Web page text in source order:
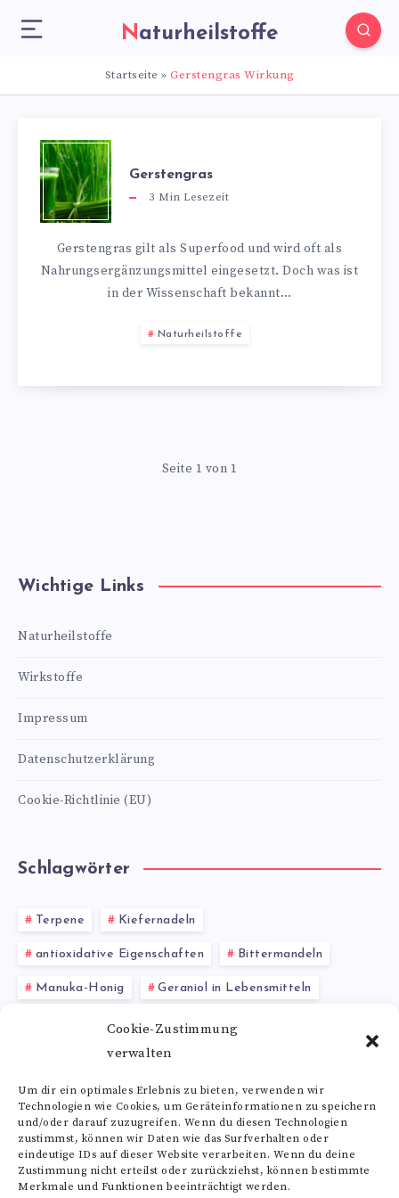
Cookie-Zustimmung
verwalten
Um dir ein optimales Erlebnis zu bieten, verwenden wir
Technologien wie Cookies, um Geräteinformationen zu speichern
und/oder darauf zuzugreifen. Wenn du diesen Technologien
zustimmst, können wir Daten wie das Surfverhalten oder
eindeutige IDs auf dieser Website verarbeiten. Wenn du deine
Zustimmung nicht erteilst oder zurückziehst, können bestimmte
Merkmale und Funktionen beeinträchtigt werden.
Naturheilstoffe
Startseite » Gerstengras Wirkung
Gerstengras
3 Min Lesezeit
Gerstengras gilt als Superfood und wird oft als
Nahrungsergänzungsmittel eingesetzt. Doch was ist
in der Wissenschaft bekannt…
Naturheilstoffe
Seite 1 von 1
Wichtige Links
Naturheilstoffe
Wirkstoffe
Impressum
Datenschutzerklärung
Cookie-Richtlinie (EU)
Schlagwörter
Terpene Kiefernadeln
antioxidative Eigenschaften Bittermandeln
Manuka-Honig Geraniol in Lebensmitteln
Herz-Kreislauf-Gesundheit
Venengesundheit Silizium
Alle Schlagwörter